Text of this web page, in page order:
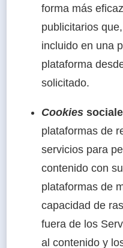
forma más
publicitarios
incluido en una
plataforma
solicitado.
Cookies
plataformas de
servicios para
contenido con
plataformas de
capacidad de
fuera de los
al contenido y